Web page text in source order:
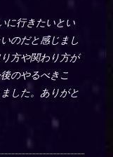
に行きたいとい
のだと感じまし
方や関わり方が
のやるべきこ
した。ありがと